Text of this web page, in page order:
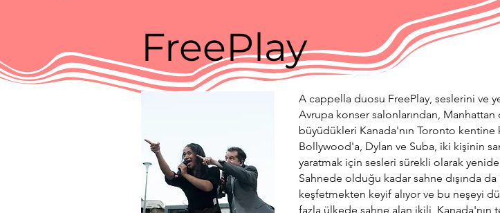
FreePlay
A cappella duosu FreePlay, seslerini ve
Avrupa konser salonlarından,
büyüdükleri Kanada'nın Toronto
Bollywood'a, Dylan ve Suba, iki kişinin
yaratmak için sesleri sürekli olarak
Sahnede olduğu kadar sahne dışında
keşfetmekten keyif alıyor ve bu neşeyi
fazla ülkede sahne alan ikili, Kanada'nın